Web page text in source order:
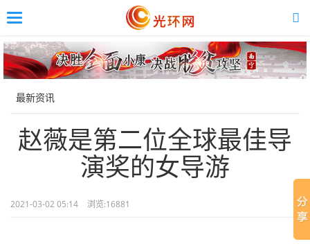
Skip
to
main
content
Toggle
最新资讯
赵薇是第二位全球最佳导
演奖的女导游
2021-03-02 05:14 浏览:16881